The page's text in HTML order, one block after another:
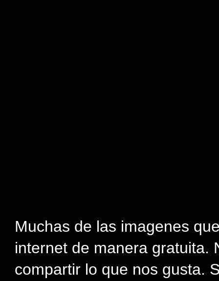
Muchas de las imagenes
internet de manera gratuita.
compartir lo que nos gusta.